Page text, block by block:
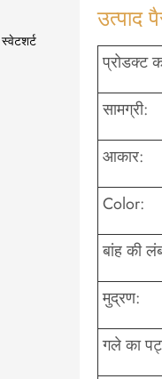
उत्पाद
प्रोडक्ट
सामग्री:
आकार:
Color:
बांह की
मुद्रण:
गले का